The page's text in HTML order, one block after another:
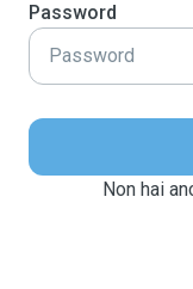
Password
Non hai